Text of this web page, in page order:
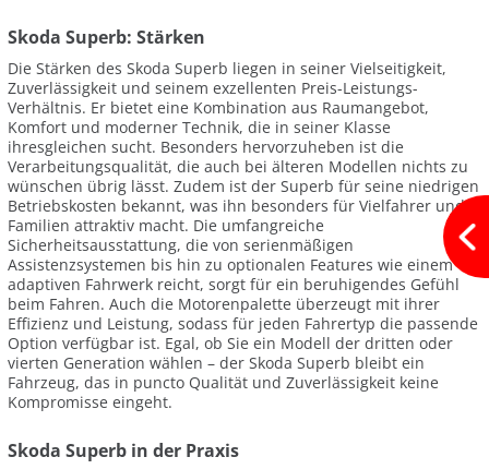
Skoda Superb: Stärken
Die Stärken des Skoda Superb liegen in seiner Vielseitigkeit,
Zuverlässigkeit und seinem exzellenten Preis-Leistungs-
Verhältnis. Er bietet eine Kombination aus Raumangebot,
Komfort und moderner Technik, die in seiner Klasse
ihresgleichen sucht. Besonders hervorzuheben ist die
Verarbeitungsqualität, die auch bei älteren Modellen nichts zu
wünschen übrig lässt. Zudem ist der Superb für seine niedrigen
Betriebskosten bekannt, was ihn besonders für Vielfahrer und
Familien attraktiv macht. Die umfangreiche
Sicherheitsausstattung, die von serienmäßigen
Assistenzsystemen bis hin zu optionalen Features wie einem
adaptiven Fahrwerk reicht, sorgt für ein beruhigendes Gefühl
beim Fahren. Auch die Motorenpalette überzeugt mit ihrer
Effizienz und Leistung, sodass für jeden Fahrertyp die passende
Option verfügbar ist. Egal, ob Sie ein Modell der dritten oder
vierten Generation wählen – der Skoda Superb bleibt ein
Fahrzeug, das in puncto Qualität und Zuverlässigkeit keine
Kompromisse eingeht.
Skoda Superb in der Praxis